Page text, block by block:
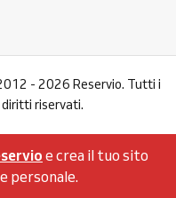
- 2026 Reservio. Tutti i
diritti riservati.
e crea il tuo sito
personale.